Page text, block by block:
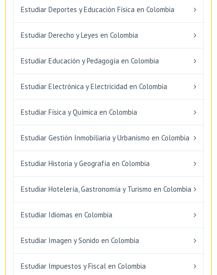
Estudiar Deportes y Educación Física en Colombia
Estudiar Derecho y Leyes en Colombia
Estudiar Educación y Pedagogía en Colombia
Estudiar Electrónica y Electricidad en Colombia
Estudiar Física y Química en Colombia
Estudiar Gestión Inmobiliaria y Urbanismo en Colombia
Estudiar Historia y Geografía en Colombia
Estudiar Hotelería, Gastronomía y Turismo en Colombia
Estudiar Idiomas en Colombia
Estudiar Imagen y Sonido en Colombia
Estudiar Impuestos y Fiscal en Colombia